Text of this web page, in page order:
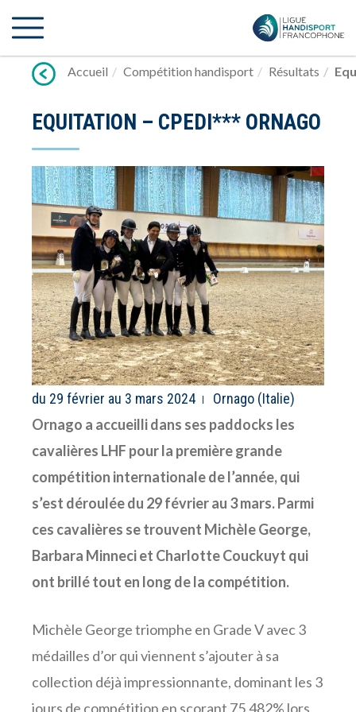
vers
Accueil
Compétition handisport Résultats
EQUITATION – CPEDI*** ORNAGO
du 29 février au 3 mars 2024 Ornago (Italie)
Ornago a accueilli dans ses paddocks les
cavalières LHF pour la première grande
compétition internationale de l’année, qui
s’est déroulée du 29 février au 3 mars. Parmi
ces cavalières se trouvent Michèle George,
Barbara Minneci et Charlotte Couckuyt qui
ont brillé tout en long de la compétition.
Michèle George triomphe en Grade V avec 3
médailles d’or qui viennent s’ajouter à sa
collection déjà impressionnante, dominant les 3
jours de compétition en scorant 75,482% lors